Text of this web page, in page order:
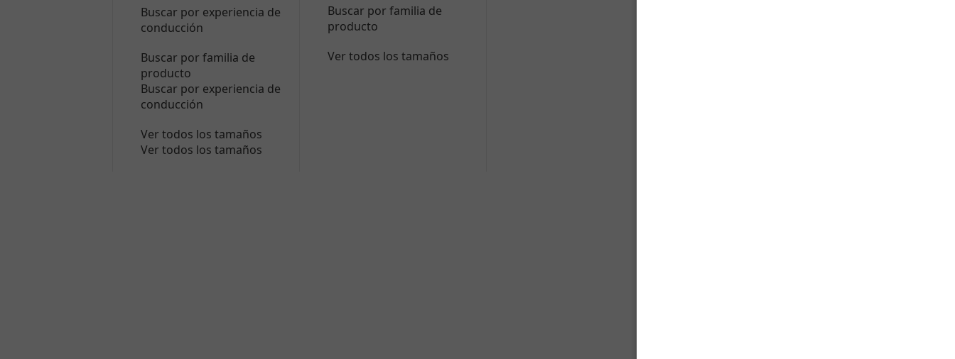
Buscar por experiencia de
conducción
Buscar por familia de
producto
Buscar por experiencia de
conducción
Ver todos los tamaños
Ver todos los tamaños
Buscar por familia de
producto
Ver todos los tamaños